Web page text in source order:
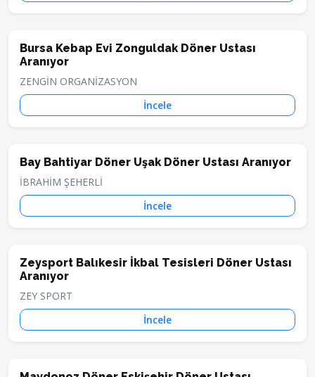
Bursa Kebap Evi Zonguldak Döner Ustası
Aranıyor
ZENGİN ORGANİZASYON
İncele
Bay Bahtiyar Döner Uşak Döner Ustası Aranıyor
İBRAHİM ŞEHERLİ
İncele
Zeysport Balıkesir İkbal Tesisleri Döner Ustası
Aranıyor
ZEY SPORT
İncele